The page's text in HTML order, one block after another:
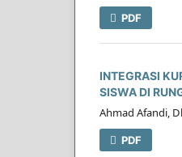
PDF
INTEGRASI
SISWA DI
Ahmad Afandi,
PDF